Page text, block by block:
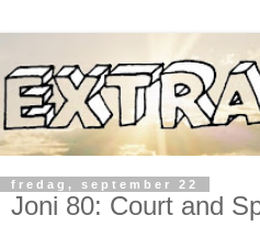
fredag, september 22
Joni 80: Court and